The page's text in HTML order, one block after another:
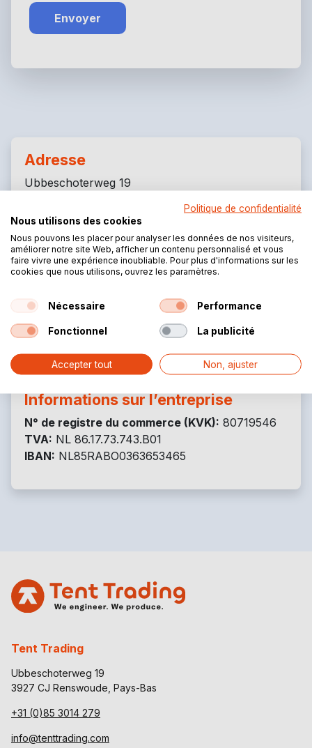
Envoyer
Adresse
Ubbeschoterweg 19
Pays-Bas
+31 (0)85 3014 279
info@tenttrading.com
Informations sur l’entreprise
N° de registre du commerce (KVK): 80719546
TVA: NL 86.17.73.743.B01
IBAN: NL85RABO0363653465
Tent Trading
Ubbeschoterweg 19
3927 CJ Renswoude, Pays-Bas
+31 (0)85 3014 279
info@tenttrading.com
Politique de confidentialité
Nous utilisons des cookies
Nous pouvons les placer pour analyser les données de nos visiteurs,
améliorer notre site Web, afficher un contenu personnalisé et vous
faire vivre une expérience inoubliable. Pour plus d'informations sur les
cookies que nous utilisons, ouvrez les paramètres.
Nécessaire Performance
Fonctionnel La publicité
Accepter tout Non, ajuster